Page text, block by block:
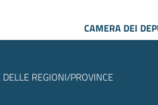
CAMERA DEI
REGIONI/PROVINCE